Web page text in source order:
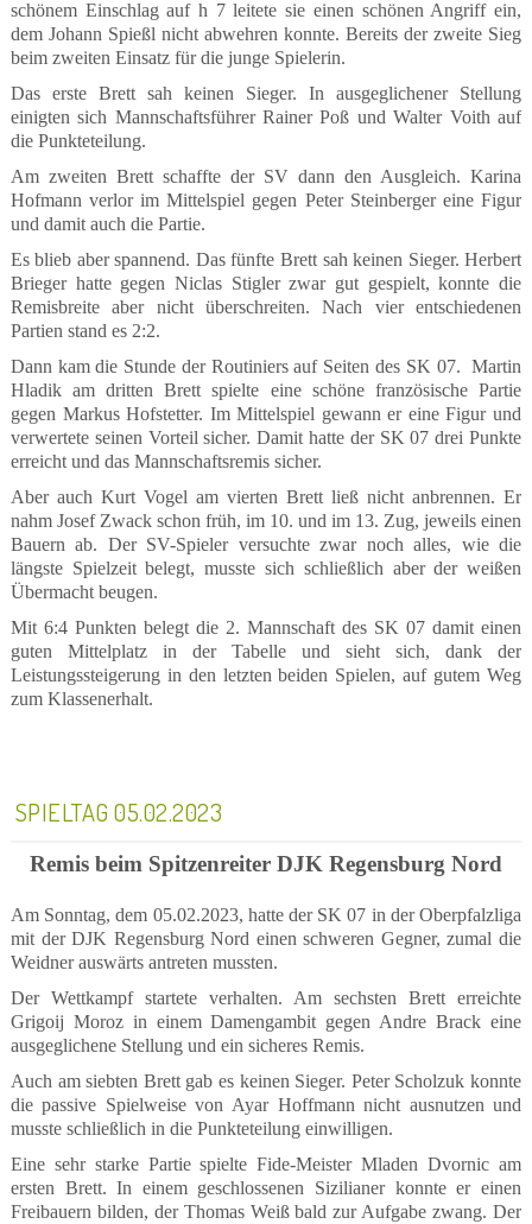
schönem Einschlag auf h 7 leitete sie einen schönen Angriff ein,
dem Johann Spießl nicht abwehren konnte. Bereits der zweite Sieg
beim zweiten Einsatz für die junge Spielerin.
Das erste Brett sah keinen Sieger. In ausgeglichener Stellung
einigten sich Mannschaftsführer Rainer Poß und Walter Voith auf
die Punkteteilung.
Am zweiten Brett schaffte der SV dann den Ausgleich. Karina
Hofmann verlor im Mittelspiel gegen Peter Steinberger eine Figur
und damit auch die Partie.
Es blieb aber spannend. Das fünfte Brett sah keinen Sieger. Herbert
Brieger hatte gegen Niclas Stigler zwar gut gespielt, konnte die
Remisbreite aber nicht überschreiten. Nach vier entschiedenen
Partien stand es 2:2.
Dann kam die Stunde der Routiniers auf Seiten des SK 07. Martin
Hladik am dritten Brett spielte eine schöne französische Partie
gegen Markus Hofstetter. Im Mittelspiel gewann er eine Figur und
verwertete seinen Vorteil sicher. Damit hatte der SK 07 drei Punkte
erreicht und das Mannschaftsremis sicher.
Aber auch Kurt Vogel am vierten Brett ließ nicht anbrennen. Er
nahm Josef Zwack schon früh, im 10. und im 13. Zug, jeweils einen
Bauern ab. Der SV-Spieler versuchte zwar noch alles, wie die
längste Spielzeit belegt, musste sich schließlich aber der weißen
Übermacht beugen.
Mit 6:4 Punkten belegt die 2. Mannschaft des SK 07 damit einen
guten Mittelplatz in der Tabelle und sieht sich, dank der
Leistungssteigerung in den letzten beiden Spielen, auf gutem Weg
zum Klassenerhalt.
SPIELTAG 05.02.2023
Remis beim Spitzenreiter DJK Regensburg Nord
Am Sonntag, dem 05.02.2023, hatte der SK 07 in der Oberpfalzliga
mit der DJK Regensburg Nord einen schweren Gegner, zumal die
Weidner auswärts antreten mussten.
Der Wettkampf startete verhalten. Am sechsten Brett erreichte
Grigoij Moroz in einem Damengambit gegen Andre Brack eine
ausgeglichene Stellung und ein sicheres Remis.
Auch am siebten Brett gab es keinen Sieger. Peter Scholzuk konnte
die passive Spielweise von Ayar Hoffmann nicht ausnutzen und
musste schließlich in die Punkteteilung einwilligen.
Eine sehr starke Partie spielte Fide-Meister Mladen Dvornic am
ersten Brett. In einem geschlossenen Sizilianer konnte er einen
Freibauern bilden, der Thomas Weiß bald zur Aufgabe zwang. Der